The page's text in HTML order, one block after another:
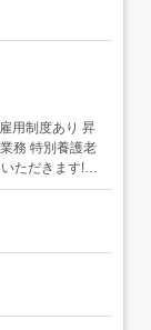
用制度あり 昇
護老
ただきます!
天候に左右
だけます ワ